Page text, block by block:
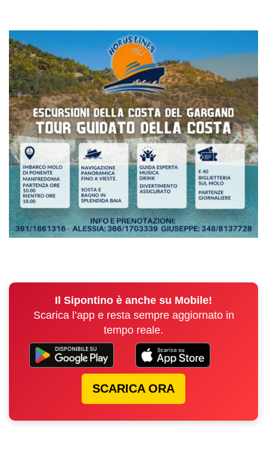
Il Sipontino è anche su Mobile!
Scarica l’app e resta sempre aggiornato in
tempo reale.
SCARICA ORA